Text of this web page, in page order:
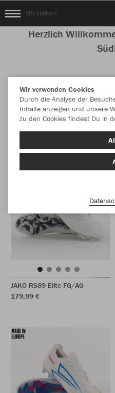
VfB Südharz
Herzlich
Farbe
JAKO RS89 Elite FG/AG
179,99 €
Wir verwenden Cookies
Durch die Analyse der
Inhalte anzeigen und unsere
zu den Cookies findest Du in